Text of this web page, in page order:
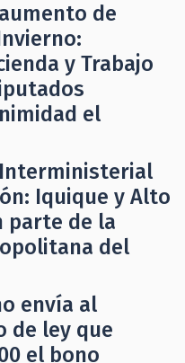
de
y Trabajo
el
Iquique y Alto
parte de la
del
envía al
de ley que
el bono